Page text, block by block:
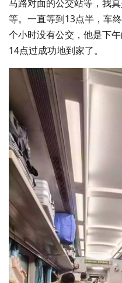
马路对面的公交站等，我
等。一直等到13点半，车
个小时没有公交，他是下
14点过成功地到家了。